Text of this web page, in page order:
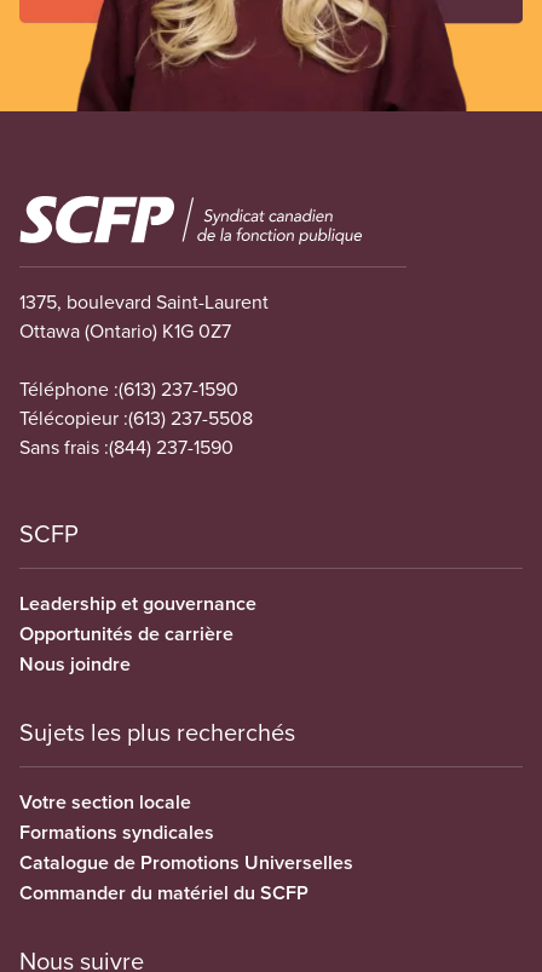
Image
1375, boulevard Saint-Laurent
Ottawa (Ontario) K1G 0Z7
Téléphone :(613) 237-1590
Télécopieur :(613) 237-5508
Sans frais :(844) 237-1590
SCFP
Leadership et gouvernance
Opportunités de carrière
Nous joindre
Sujets les plus recherchés
Votre section locale
Formations syndicales
Catalogue de Promotions Universelles
Commander du matériel du SCFP
Nous suivre